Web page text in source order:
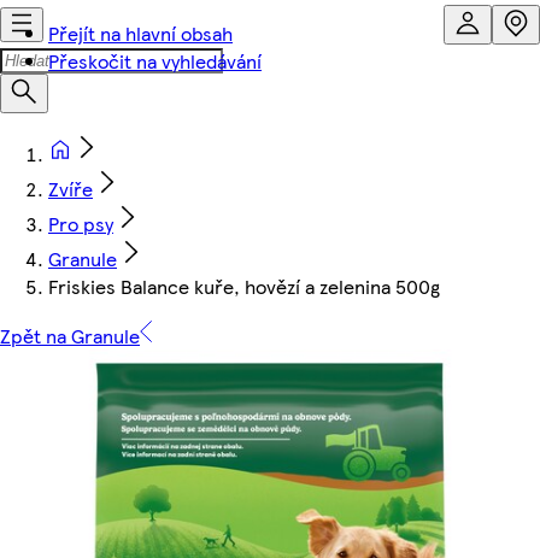
Přejít na hlavní obsah
Přeskočit na vyhledávání
Zvíře
Pro psy
Granule
Friskies Balance kuře, hovězí a zelenina 500g
Zpět na Granule